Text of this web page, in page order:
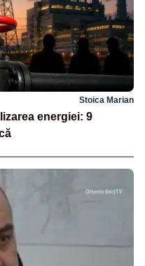
Stoica Marian
energiei: 9